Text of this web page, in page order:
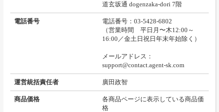
道玄坂通 dogenzaka-dori 7階
電話番号
電話番号：03-5428-6802
（営業時間 平日月〜木12:00～
16:00／金土日祝日年末年始除く）
メールアドレス：
support@contact.agent-sk.com
運営統括責任者 廣田政智
商品価格
各商品ページに表示している商品価
格